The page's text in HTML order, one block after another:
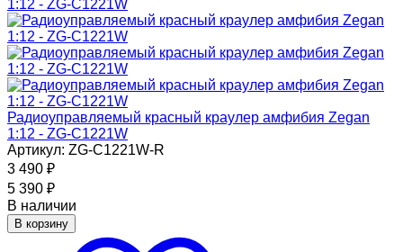
Радиоуправляемый красный краулер амфибия Zegan
1:12 - ZG-C1221W
Артикул: ZG-C1221W-R
3 490 ₽
5 390 ₽
В наличии
В корзину